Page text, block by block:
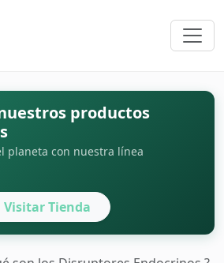
productos
planeta con nuestra línea
Visitar Tienda